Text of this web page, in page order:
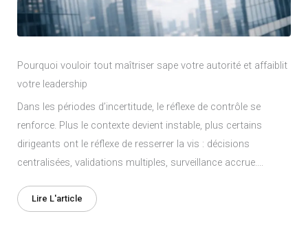
Pourquoi vouloir tout maîtriser sape votre autorité et affaiblit
votre leadership
Dans les périodes d’incertitude, le réflexe de contrôle se
renforce. Plus le contexte devient instable, plus certains
dirigeants ont le réflexe de resserrer la vis : décisions
centralisées, validations multiples, surveillance accrue....
Lire L'article